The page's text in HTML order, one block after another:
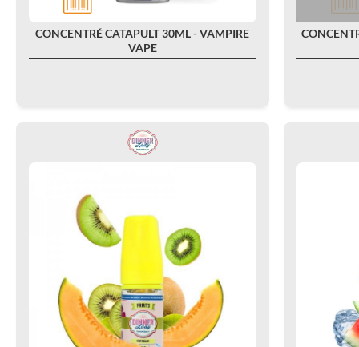
CONCENTRÉ CATAPULT 30ML - VAMPIRE
VAPE